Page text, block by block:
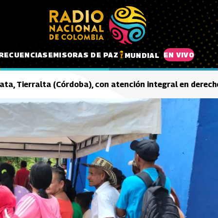
EMISORAS DE PAZ MUNDIAL EN VIVO
Tierralta (Córdoba), con atención integral en